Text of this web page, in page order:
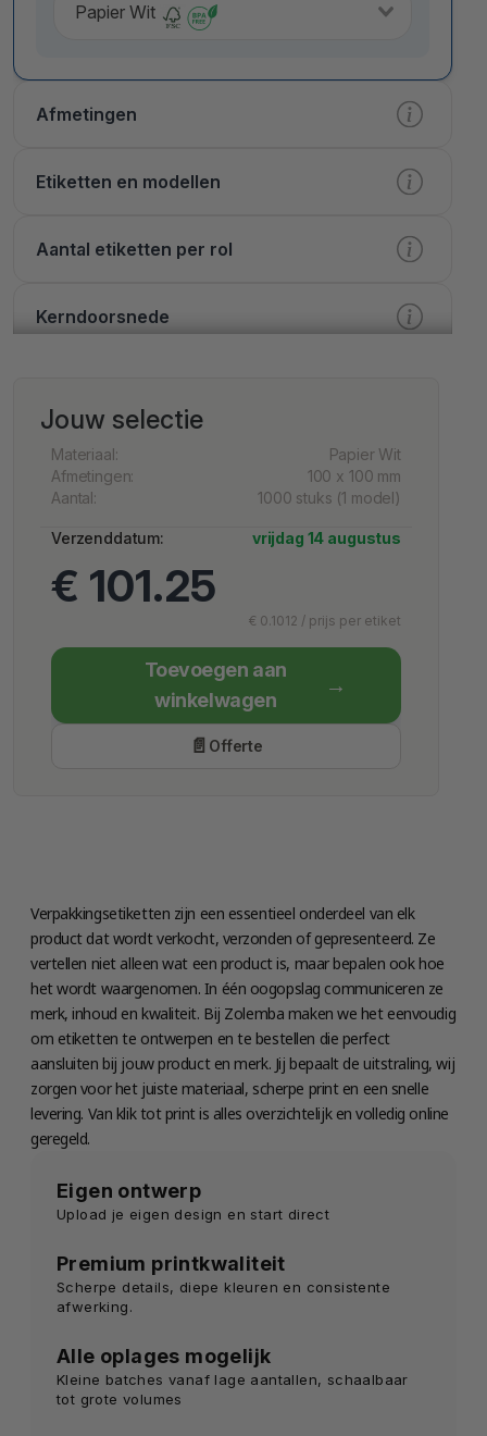
Papier Wit
Afmetingen
Etiketten en modellen
Aantal etiketten per rol
Kerndoorsnede
Bedrukking
Extra mogelijkheden
Services
Verzenddatum
Jouw selectie
Materiaal:
Papier Wit
Afmetingen:
100 x 100 mm
Aantal:
1000 stuks (1 model)
Verzenddatum: vrijdag 14 augustus
€ 101.25
€ 0.1012 / prijs per etiket
Toevoegen aan
winkelwagen
Offerte
Verpakkingsetiketten zijn een essentieel onderdeel van elk
product dat wordt verkocht, verzonden of gepresenteerd. Ze
vertellen niet alleen wat een product is, maar bepalen ook hoe
het wordt waargenomen. In één oogopslag communiceren ze
merk, inhoud en kwaliteit. Bij Zolemba maken we het eenvoudig
om etiketten te ontwerpen en te bestellen die perfect
aansluiten bij jouw product en merk. Jij bepaalt de uitstraling, wij
zorgen voor het juiste materiaal, scherpe print en een snelle
levering. Van klik tot print is alles overzichtelijk en volledig online
geregeld.
Eigen ontwerp
Upload je eigen design en start direct
Premium printkwaliteit
Scherpe details, diepe kleuren en consistente
afwerking.
Alle oplages mogelijk
Kleine batches vanaf lage aantallen, schaalbaar
tot grote volumes